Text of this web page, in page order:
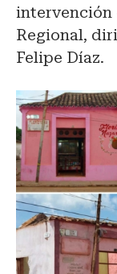
intervención
Regional,
Felipe Díaz.